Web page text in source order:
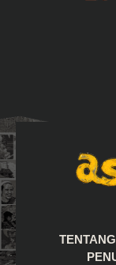
TENTANG